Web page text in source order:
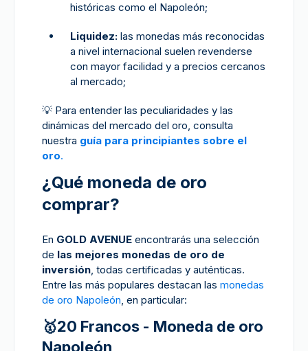
históricas como el Napoleón;
Liquidez: las monedas más reconocidas
a nivel internacional suelen revenderse
con mayor facilidad y a precios cercanos
al mercado;
💡 Para entender las peculiaridades y las
dinámicas del mercado del oro, consulta
nuestra guía para principiantes sobre el
oro.
¿Qué moneda de oro
comprar?
En GOLD AVENUE encontrarás una selección
de las mejores monedas de oro de
inversión, todas certificadas y auténticas.
Entre las más populares destacan las monedas
de oro Napoleón, en particular:
🥇20 Francos - Moneda de oro
Napoleón